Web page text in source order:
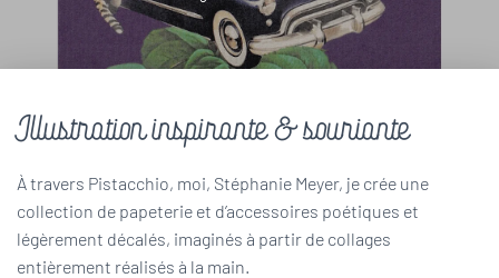
Illustration inspirante & souriante
À travers Pistacchio, moi, Stéphanie Meyer, je crée une
collection de papeterie et d’accessoires poétiques et
légèrement décalés, imaginés à partir de collages
entièrement réalisés à la main.